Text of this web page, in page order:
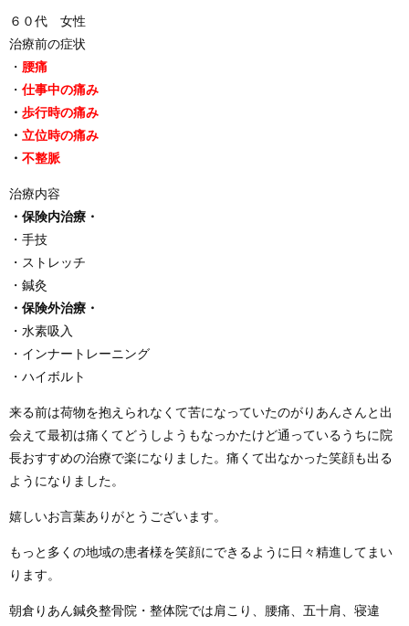
６０代 女性
治療前の症状
・ 腰痛
・ 仕事中の痛み
・ 歩行時の痛み
・ 立位時の痛み
・ 不整脈
治療内容
・保険内治療・
・手技
・ストレッチ
・鍼灸
・保険外治療・
・水素吸入
・インナートレーニング
・ハイボルト
来る前は荷物を抱えられなくて苦になっていたのがりあんさんと出
会えて最初は痛くてどうしようもなっかたけど通っているうちに院
長おすすめの治療で楽になりました。痛くて出なかった笑顔も出る
ようになりました。
嬉しいお言葉ありがとうございます。
もっと多くの地域の患者様を笑顔にできるように日々精進してまい
ります。
朝倉りあん鍼灸整骨院・整体院では肩こり、腰痛、五十肩、寝違